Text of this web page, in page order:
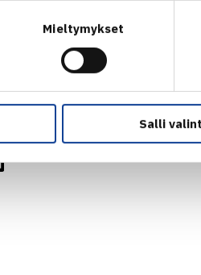
Mieltymykset
Salli